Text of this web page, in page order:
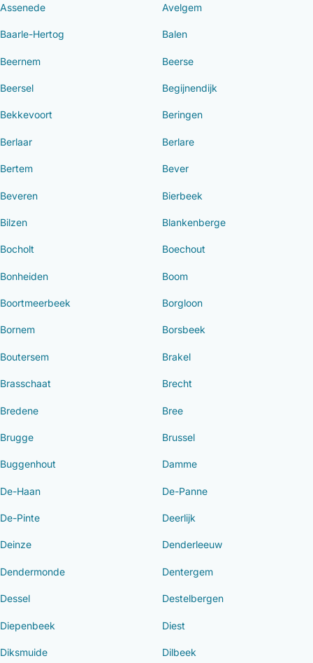
Assenede Avelgem
Baarle-Hertog Balen
Beernem Beerse
Beersel Begijnendijk
Bekkevoort Beringen
Berlaar Berlare
Bertem Bever
Beveren Bierbeek
Bilzen Blankenberge
Bocholt Boechout
Bonheiden Boom
Boortmeerbeek Borgloon
Bornem Borsbeek
Boutersem Brakel
Brasschaat Brecht
Bredene Bree
Brugge Brussel
Buggenhout Damme
De-Haan De-Panne
De-Pinte Deerlijk
Deinze Denderleeuw
Dendermonde Dentergem
Dessel Destelbergen
Diepenbeek Diest
Diksmuide Dilbeek